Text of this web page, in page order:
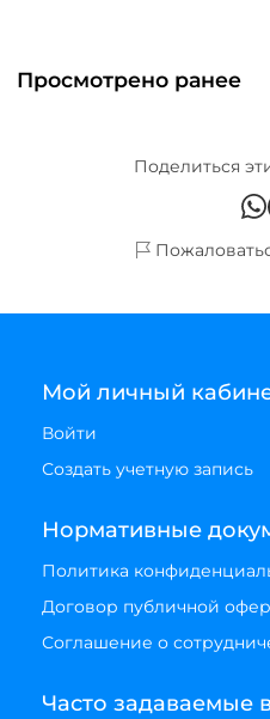
Просмотрено ранее
Поделиться
Мой личный
Войти
Создать учетную запись
Нормативные
Политика
Договор публичной
Соглашение о
Часто задаваемые